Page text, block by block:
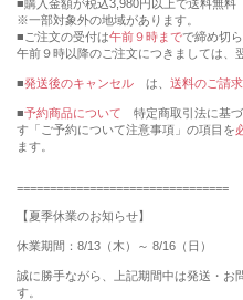
購入金額が税込3,980円以上で送料無料
※一部対象外の地域があります。
ご注文の受付は午前９時までで締め切
午前９時以降のご注文につきましては、
■発送後のキャンセル は、 送料のご請求
■予約商品について 特定商取引法に基づ
す「ご予約について注意事項」の項目を
ます。
================================
【夏季休業のお知らせ】
休業期間：8/13（木）～ 8/16（日）
誠に勝手ながら、上記期間中は発送・お
す。